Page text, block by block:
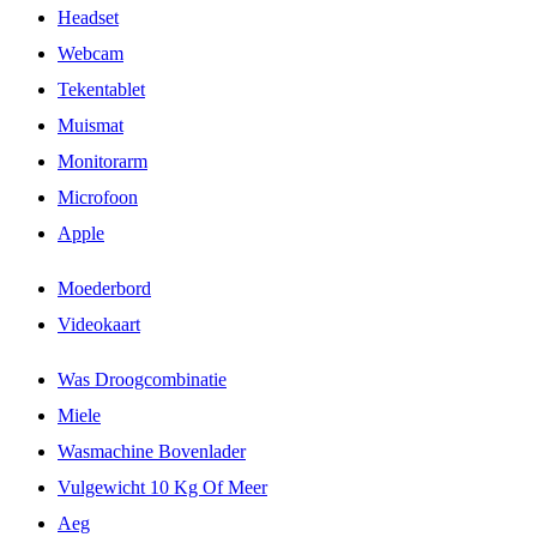
Headset
Webcam
Tekentablet
Muismat
Monitorarm
Microfoon
Apple
Moederbord
Videokaart
Was Droogcombinatie
Miele
Wasmachine Bovenlader
Vulgewicht 10 Kg Of Meer
Aeg